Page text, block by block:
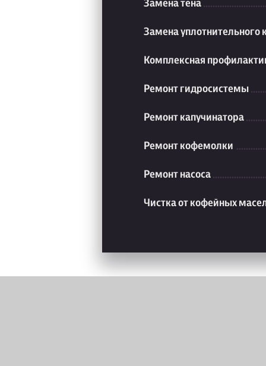
Замена тена
Замена уплотнительного
Комплексная
Ремонт гидросистемы
Ремонт капучинатора
Ремонт кофемолки
Ремонт насоса
Чистка от кофейных